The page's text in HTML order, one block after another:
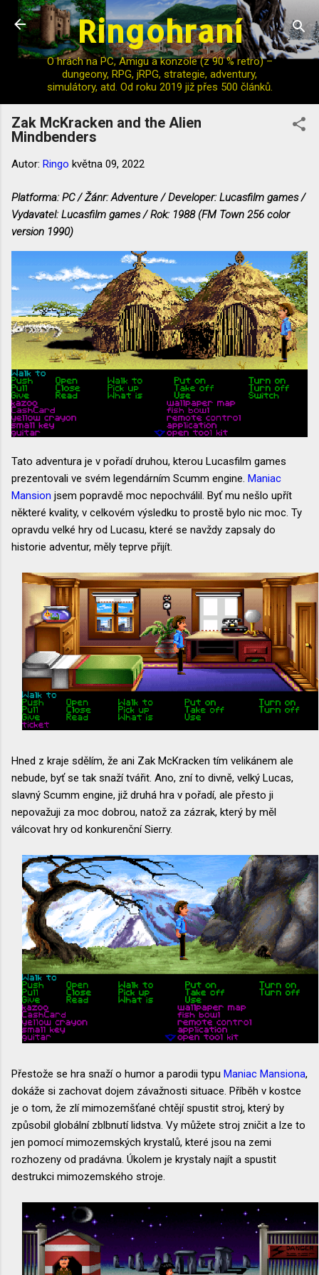
Přeskočit na hlavní obsah
Ringohraní
O hrách na PC, Amigu a konzole (z 90 % retro) –
dungeony, RPG, jRPG, strategie, adventury,
simulátory, atd. Od roku 2019 již přes 500 článků.
Zak McKracken and the Alien
Mindbenders
Autor: Ringo května 09, 2022
Platforma: PC / Žánr: Adventure / Developer: Lucasfilm games /
Vydavatel: Lucasfilm games / Rok: 1988 (FM Town 256 color
version 1990)
Tato adventura je v pořadí druhou, kterou Lucasfilm games
prezentovali ve svém legendárním Scumm engine. Maniac
Mansion jsem popravdě moc nepochválil. Byť mu nešlo upřít
některé kvality, v celkovém výsledku to prostě bylo nic moc. Ty
opravdu velké hry od Lucasu, které se navždy zapsaly do
historie adventur, měly teprve přijít.
Hned z kraje sdělím, že ani Zak McKracken tím velikánem ale
nebude, byť se tak snaží tvářit. Ano, zní to divně, velký Lucas,
slavný Scumm engine, již druhá hra v pořadí, ale přesto ji
nepovažuji za moc dobrou, natož za zázrak, který by měl
válcovat hry od konkurenční Sierry.
Přestože se hra snaží o humor a parodii typu Maniac Mansiona,
dokáže si zachovat dojem závažnosti situace. Příběh v kostce
je o tom, že zlí mimozemšťané chtějí spustit stroj, který by
způsobil globální zblbnutí lidstva. Vy můžete stroj zničit a lze to
jen pomocí mimozemských krystalů, které jsou na zemi
rozhozeny od pradávna. Úkolem je krystaly najít a spustit
destrukci mimozemského stroje.